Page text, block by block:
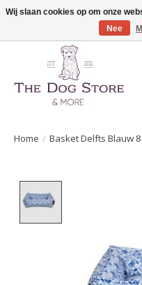
De speciaalzaak in
Home / Basket Delfts Blauw
Wij slaan cookies op om onze
Nee